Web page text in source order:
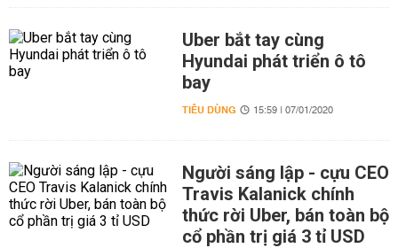
Uber bắt tay cùng
Hyundai phát triển ô tô
bay
TIÊU DÙNG 15:59 | 07/01/2020
Người sáng lập - cựu CEO
Travis Kalanick chính
thức rời Uber, bán toàn bộ
cổ phần trị giá 3 tỉ USD